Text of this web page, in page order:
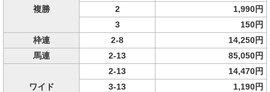
複勝
2
1,990円
3
150円
枠連
2-8
14,250円
馬連
2-13 85,050円
ワイド
2-13
14,470円
3-13
1,190円